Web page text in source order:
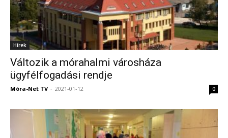
Hírek
Változik a mórahalmi városháza
ügyfélfogadási rendje
Móra-Net TV - 2021-01-12 0